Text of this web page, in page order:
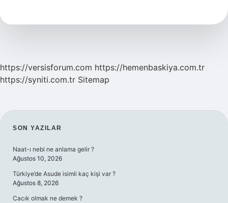
https://versisforum.com https://hemenbaskiya.com.tr
https://syniti.com.tr Sitemap
SIDEBAR
SON YAZILAR
Naat-ı nebi ne anlama gelir ?
Ağustos 10, 2026
Türkiye’de Asude isimli kaç kişi var ?
Ağustos 8, 2026
Cacık olmak ne demek ?